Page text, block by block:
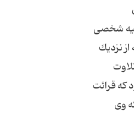
شخصی
نزدیك
كه قرائت
وی